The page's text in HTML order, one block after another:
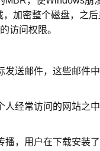
加密整个磁盘，之后
访问权限。
送邮件，这些邮件
经常访问的网站之
，用户在下载安装